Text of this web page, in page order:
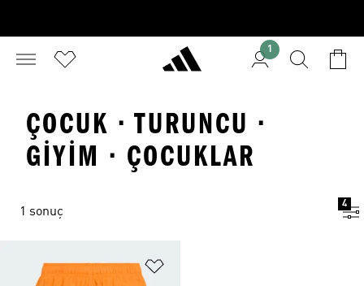
1
ÇOCUK · TURUNCU ·
GIYIM · ÇOCUKLAR
1 sonuç
4